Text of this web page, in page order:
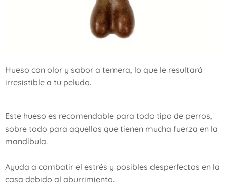
Hueso con olor y sabor a ternera, lo que le resultará
irresistible a tu peludo.
Este hueso es recomendable para todo tipo de perros,
sobre todo para aquellos que tienen mucha fuerza en la
mandíbula.
Ayuda a combatir el estrés y posibles desperfectos en la
casa debido al aburrimiento.